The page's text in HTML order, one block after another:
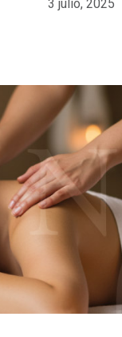
3 julio, 2025